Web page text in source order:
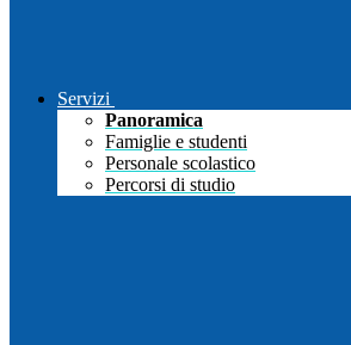
Servizi
Panoramica
Famiglie e studenti
Personale scolastico
Percorsi di studio